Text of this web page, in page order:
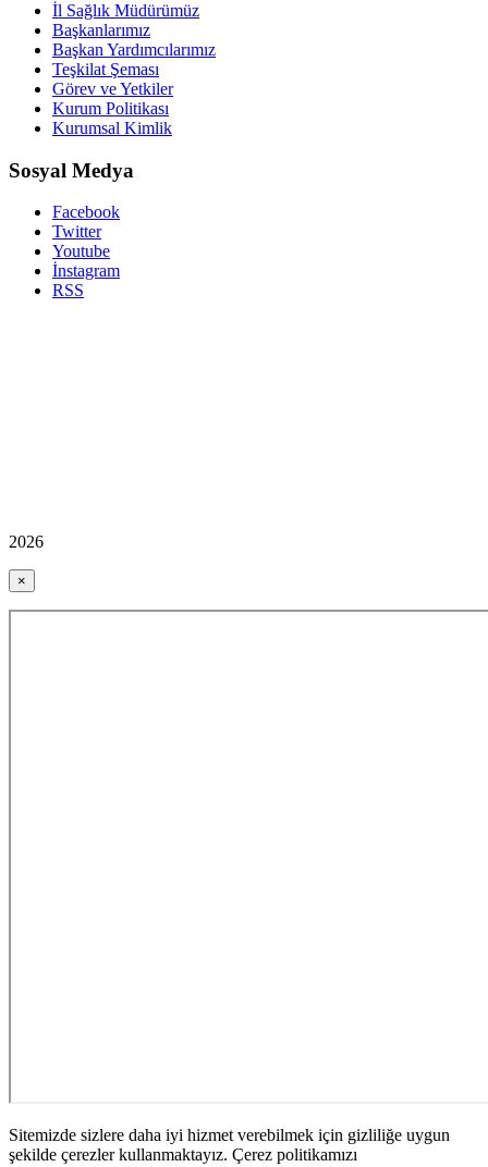
İl Sağlık Müdürümüz
Başkanlarımız
Başkan Yardımcılarımız
Teşkilat Şeması
Görev ve Yetkiler
Kurum Politikası
Kurumsal Kimlik
Sosyal Medya
Facebook
Twitter
Youtube
İnstagram
RSS
2026
×
Sitemizde sizlere daha iyi hizmet verebilmek için gizliliğe uygun
şekilde çerezler kullanmaktayız. Çerez politikamızı